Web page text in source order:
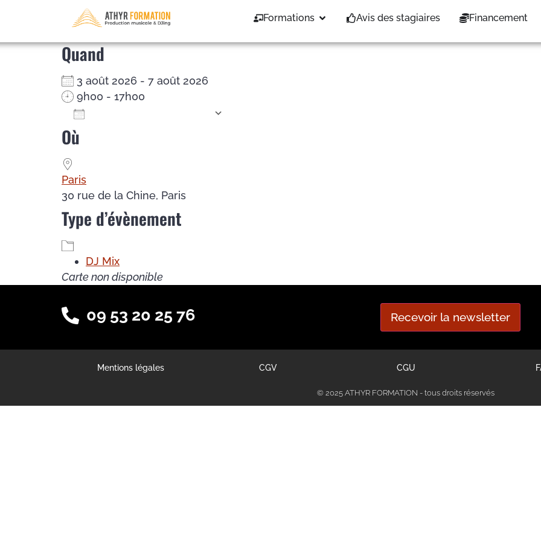
Formations Avis des stagiaires Financement
DJ Mix – du 03/08/26 au 07/08/26
Quand
3 août 2026 - 7 août 2026
9h00 - 17h00
Où
Paris
30 rue de la Chine, Paris
Type d’évènement
DJ Mix
Carte non disponible
09 53 20 25 76 Recevoir la newsletter
Mentions légales CGV CGU
© 2025 ATHYR FORMATION - tous droits réservés